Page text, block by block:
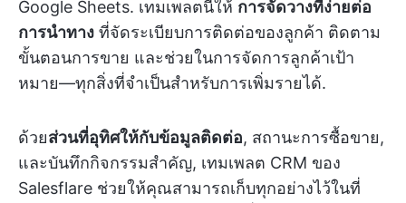
Google Sheets. เทมเพลตนี้ให้ การจัดวางที่ง่ายต่อ
การนำทาง ที่จัดระเบียบการติดต่อของลูกค้า ติดตาม
ขั้นตอนการขาย และช่วยในการจัดการลูกค้าเป้า
หมาย—ทุกสิ่งที่จำเป็นสำหรับการเพิ่มรายได้.
ด้วยส่วนที่อุทิศให้กับข้อมูลติดต่อ, สถานะการซื้อขาย,
และบันทึกกิจกรรมสำคัญ, เทมเพลต CRM ของ
Salesflare ช่วยให้คุณสามารถเก็บทุกอย่างไว้ในที่